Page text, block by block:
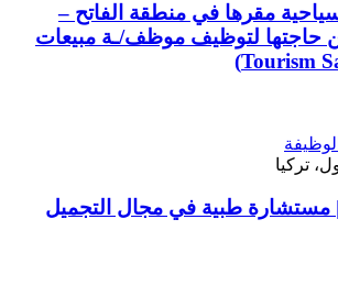
مقرها في منطقة الفاتح –
حاجتها لتوظيف موظف/ـة مبيعات
تركيا
طبية في مجال التجميل